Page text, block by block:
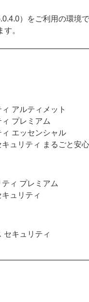
）をご利用の環境
。
アルティメット
プレミアム
エッセンシャル
ュリティ まるごと安
ィ プレミアム
ュリティ
セキュリティ